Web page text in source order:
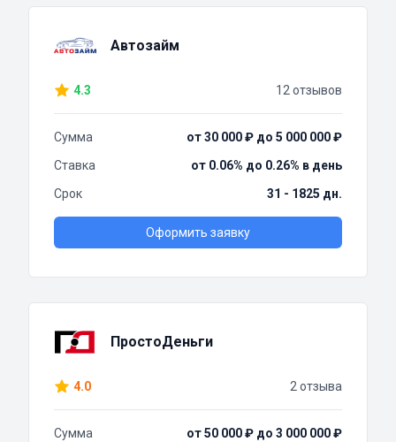
Автозайм
4.3 12 отзывов
Сумма
от 30 000 ₽ до 5 000 000 ₽
Ставка
от 0.06% до 0.26% в день
Срок
31 - 1825 дн.
Оформить заявку
ПростоДеньги
4.0 2 отзыва
Сумма
от 50 000 ₽ до 3 000 000 ₽